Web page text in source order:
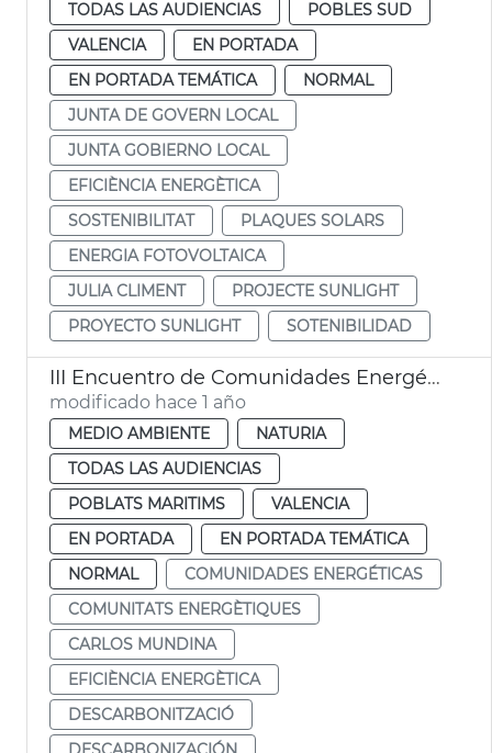
TODAS LAS AUDIENCIAS
POBLES SUD
VALENCIA
EN PORTADA
EN PORTADA TEMÁTICA
NORMAL
JUNTA DE GOVERN LOCAL
JUNTA GOBIERNO LOCAL
EFICIÈNCIA ENERGÈTICA
SOSTENIBILITAT
PLAQUES SOLARS
ENERGIA FOTOVOLTAICA
JULIA CLIMENT
PROJECTE SUNLIGHT
PROYECTO SUNLIGHT
SOTENIBILIDAD
III Encuentro de Comunidades Energéticas Locales de València
modificado hace 1 año
MEDIO AMBIENTE
NATURIA
TODAS LAS AUDIENCIAS
POBLATS MARITIMS
VALENCIA
EN PORTADA
EN PORTADA TEMÁTICA
NORMAL
COMUNIDADES ENERGÉTICAS
COMUNITATS ENERGÈTIQUES
CARLOS MUNDINA
EFICIÈNCIA ENERGÈTICA
DESCARBONITZACIÓ